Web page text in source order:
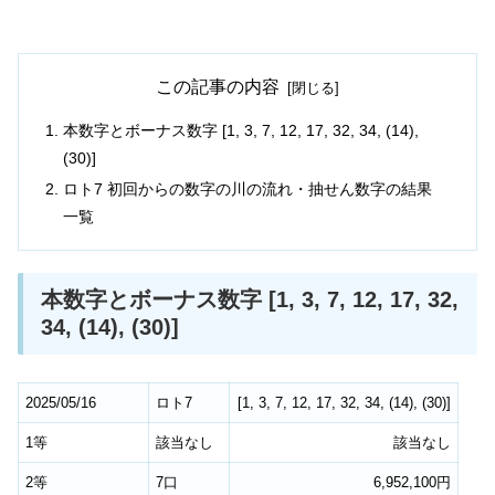
この記事の内容
本数字とボーナス数字 [1, 3, 7, 12, 17, 32, 34, (14),
(30)]
ロト7 初回からの数字の川の流れ・抽せん数字の結果
一覧
本数字とボーナス数字 [1, 3, 7, 12, 17, 32,
34, (14), (30)]
2025/05/16 ロト7 [1, 3, 7, 12, 17, 32, 34, (14), (30)]
1等 該当なし 該当なし
2等 7口 6,952,100円